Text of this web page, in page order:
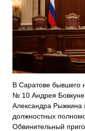
В Саратове бывшего
№ 10 Андрея
Александра
должностных
Обвинительный